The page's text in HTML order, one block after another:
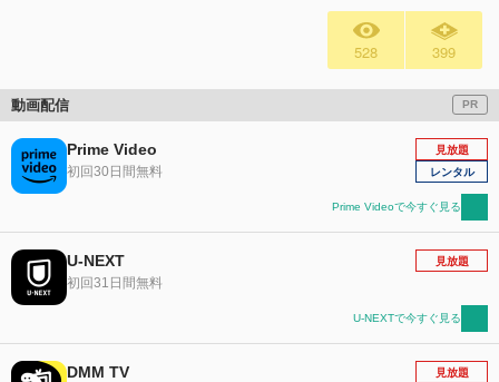
528 399
動画配信 PR
Prime Video
初回30日間無料
見放題
レンタル
Prime Videoで今すぐ見る
U-NEXT
初回31日間無料
見放題
U-NEXTで今すぐ見る
DMM TV 見放題